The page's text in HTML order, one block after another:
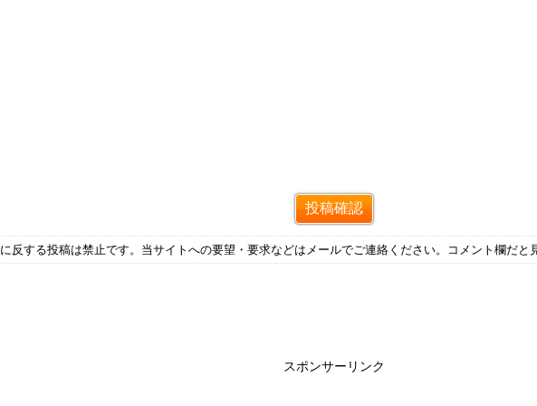
反する投稿は禁止です。当サイトへの要望・要求などはメールでご連絡ください。コメント欄だと
スポンサーリンク